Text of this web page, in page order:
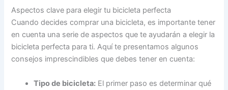
Aspectos clave para elegir tu bicicleta perfecta
Cuando decides comprar una bicicleta, es importante tener
en cuenta una serie de aspectos que te ayudarán a elegir la
bicicleta perfecta para ti. Aquí te presentamos algunos
consejos imprescindibles que debes tener en cuenta:
Tipo de bicicleta: El primer paso es determinar qué